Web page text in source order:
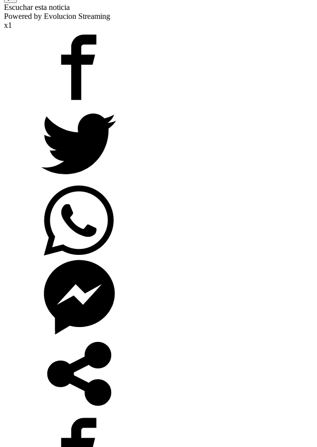
Escuchar esta noticia
Powered by Evolucion Streaming
x1